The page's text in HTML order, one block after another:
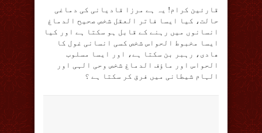
قارئین کرام! یہ ہے مرزا قادیانی کی دماغی
حالت، کیا ایسا فاتر العقل شخص صحیح الدماغ
انسانوں میں رہنے کے قابل ہو سکتا ہے اور کیا
ایسا مخبوط الحواس شخص کسی انسانی غول کا
ھادی، رہبر بن سکتا ہے، اور ایسا مسلوب
الحواس اور ماؤف الدماغ شخص وحی الہی اور
الہام شیطانی میں فرق کر سکتا ہے ؟